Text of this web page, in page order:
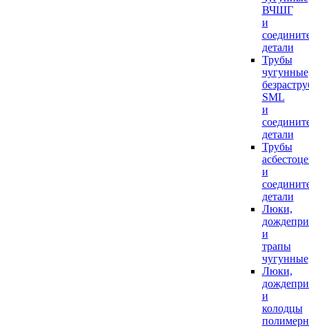
ВЧШГ
и
детали
Трубы
чугунные
SML
и
детали
Трубы
и
детали
Люки,
и
трапы
чугунные
Люки,
и
колодцы